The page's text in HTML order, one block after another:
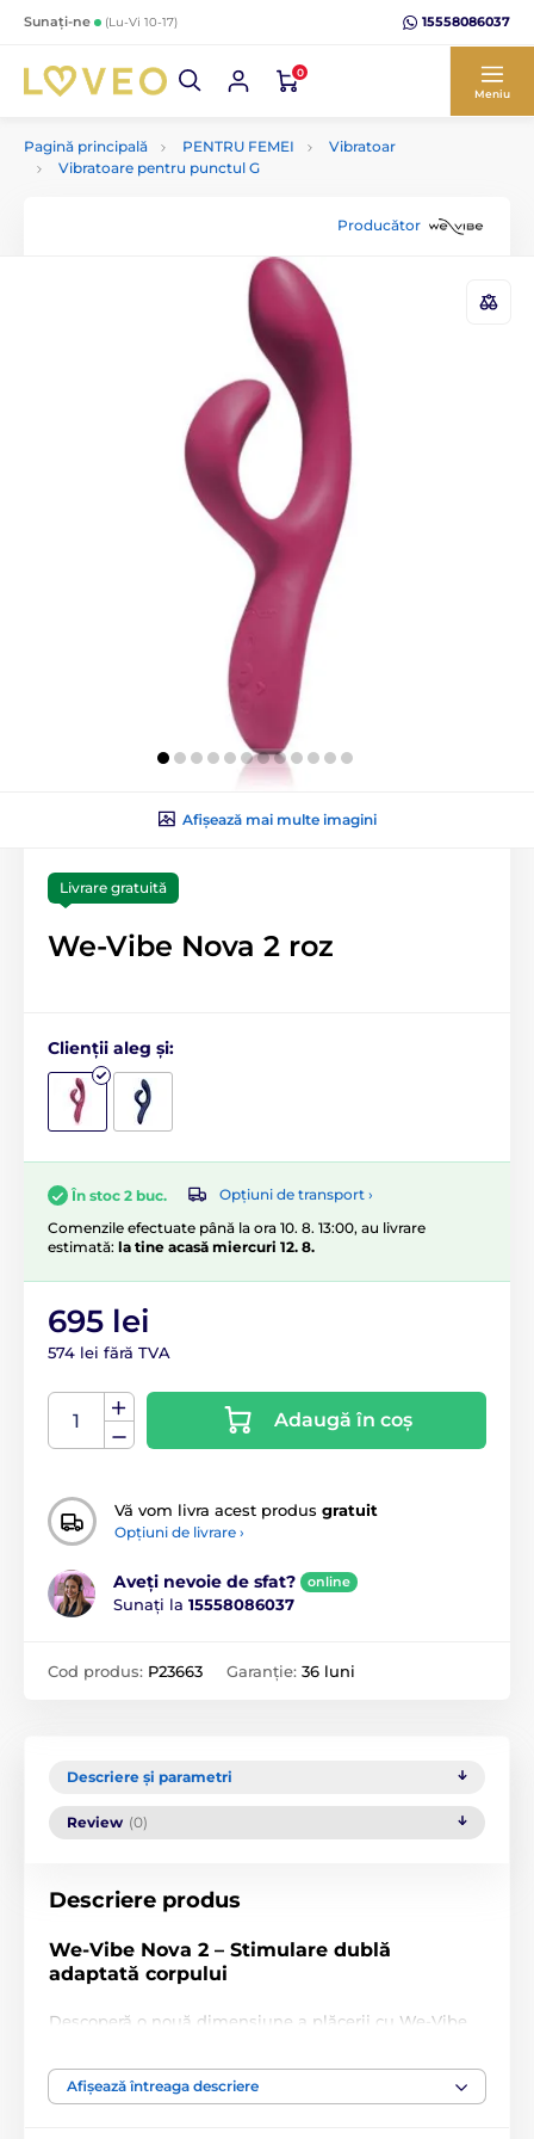
Sunați-ne (Lu-Vi 10-17) 15558086037
0
Meniu
Pagină principală PENTRU FEMEI
Vibratoar
Vibratoare pentru punctul G
Producător
Afișează mai multe imagini
Livrare gratuită
We-Vibe Nova 2 roz
Clienții aleg și:
În stoc 2 buc.
Opțiuni de transport ›
Comenzile efectuate până la ora 10. 8. 13:00, au livrare
estimată: la tine acasă miercuri 12. 8.
695 lei
574 lei fără TVA
Adaugă în coș
Vă vom livra acest produs gratuit
Opțiuni de livrare ›
Aveți nevoie de sfat? online
Sunați la 15558086037
Cod produs: P23663 Garanție: 36 luni
Descriere și parametri
Review (0)
Descriere produs
We-Vibe Nova 2 – Stimulare dublă
adaptată corpului
Descoperă o nouă dimensiune a plăcerii cu We-Vibe
stimulează simultan clitorisul și punctul G fără a
pierde contactul. Brațul flexibil pentru stimularea
Afișează întreaga descriere